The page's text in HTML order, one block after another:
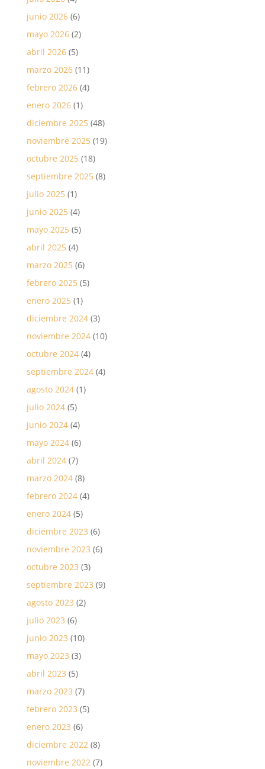
junio 2026(6)
mayo 2026(2)
abril 2026(5)
marzo 2026(11)
febrero 2026(4)
enero 2026(1)
diciembre 2025(48)
noviembre 2025(19)
octubre 2025(18)
septiembre 2025(8)
julio 2025(1)
junio 2025(4)
mayo 2025(5)
abril 2025(4)
marzo 2025(6)
febrero 2025(5)
enero 2025(1)
diciembre 2024(3)
noviembre 2024(10)
octubre 2024(4)
septiembre 2024(4)
agosto 2024(1)
julio 2024(5)
junio 2024(4)
mayo 2024(6)
abril 2024(7)
marzo 2024(8)
febrero 2024(4)
enero 2024(5)
diciembre 2023 (6)
noviembre 2023 (6)
octubre 2023 (3)
septiembre 2023 (9)
agosto 2023 (2)
julio 2023 (6)
junio 2023 (10)
mayo 2023 (3)
abril 2023 (5)
marzo 2023 (7)
febrero 2023 (5)
enero 2023 (6)
diciembre 2022(8)
noviembre 2022(7)